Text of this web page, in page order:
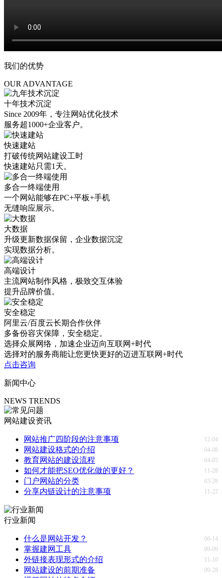
我们的优势
OUR ADVANTAGE
十年技术沉淀
Since 2009年，专注网站优化技术
服务超1000+企业客户。
快速建站
打破传统网站建设工时
快速建站只需1天。
多合一终端使用
一个网站能够在PC+平板+手机
无缝响应展示。
大数据
升级更新数据保留，企业数据沉淀
实现数据分析。
高端设计
主流网站制作风格，极致交互体验
提升品牌价值。
安全稳定
阿里云/百度云长期合作伙伴
多备份容灾保障，安全稳定。
选择众展网络， 加速企业迈向互联网+时代
选择对的服务商能让您更快更好的迈进互联网+时代
点击咨询
新闻中心
NEWS TRENDS
网站建设资讯
网站推广四阶段的注意事项 12-04
网站建设格式的介绍 04-08
教育网站的建设流程 04-05
如何才能把SEO优化做的更好？ 11-28
门户网站的分类 03-28
分享内链设计的注意事项 11-22
行业新闻
什么是网站开发？ 06-14
掌握建网工具 09-09
外链接表现形式的介绍 11-10
网站建设的前期准备 09-28